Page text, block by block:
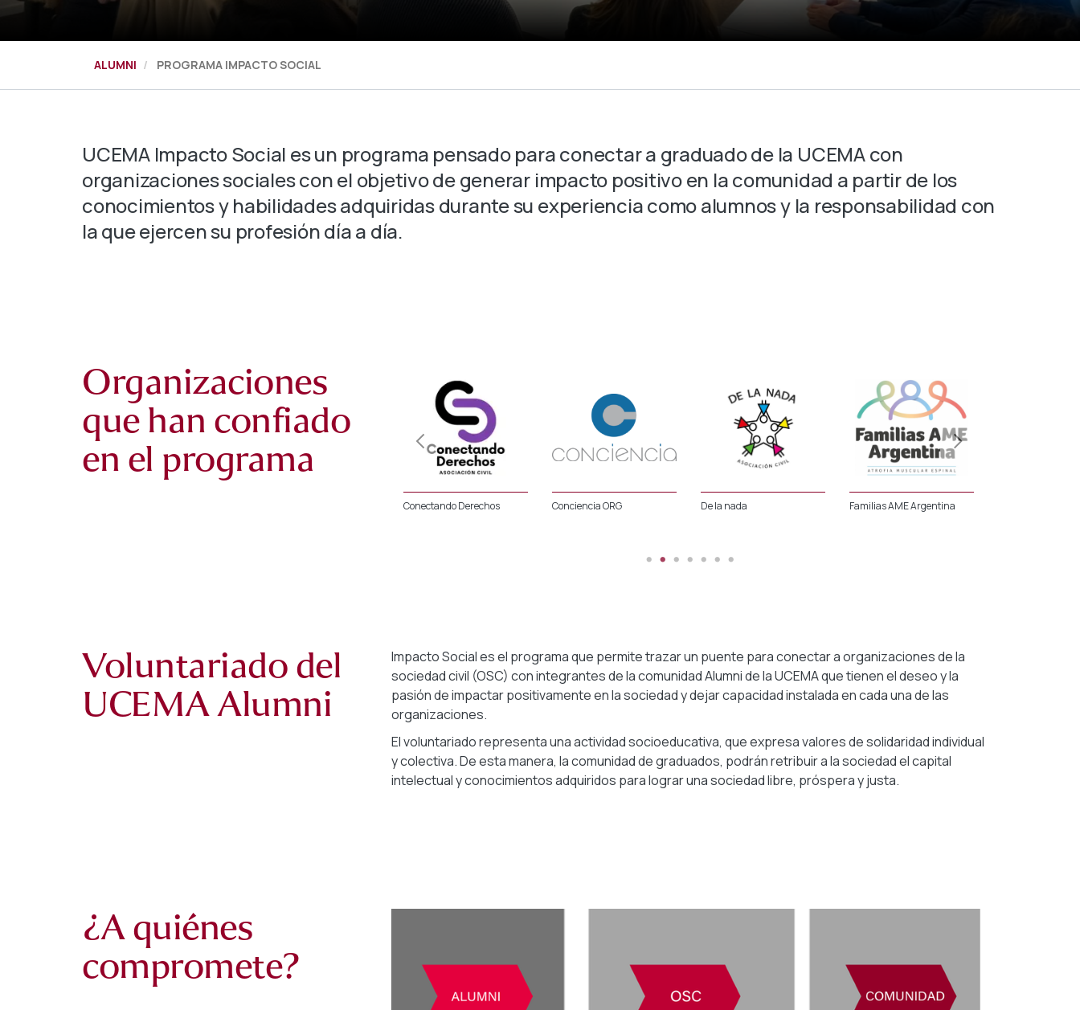
ALUMNI PROGRAMA IMPACTO SOCIAL
UCEMA Impacto Social es un programa pensado para conectar a graduado de la UCEMA con
organizaciones sociales con el objetivo de generar impacto positivo en la comunidad a partir de los
conocimientos y habilidades adquiridas durante su experiencia como alumnos y la responsabilidad con
la que ejercen su profesión día a día.
Organizaciones
que han confiado
en el programa
Conectando Derechos Conciencia ORG De la nada Familias AME Argentina
Voluntariado del
UCEMA Alumni
Impacto Social es el programa que permite trazar un puente para conectar a organizaciones de la
sociedad civil (OSC) con integrantes de la comunidad Alumni de la UCEMA que tienen el deseo y la
pasión de impactar positivamente en la sociedad y dejar capacidad instalada en cada una de las
organizaciones.
El voluntariado representa una actividad socioeducativa, que expresa valores de solidaridad individual
y colectiva. De esta manera, la comunidad de graduados, podrán retribuir a la sociedad el capital
intelectual y conocimientos adquiridos para lograr una sociedad libre, próspera y justa.
¿A quiénes
compromete?